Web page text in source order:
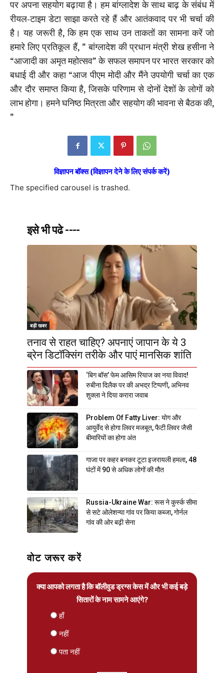
पर अपना सहयोग बढ़ाया है। हम बांग्लादेश के साथ बाढ़ के संबंध में
रीयल-टाइम डेटा साझा करते रहे हैं और आतंकवाद पर भी चर्चा की
है। यह जरूरी है, कि हम एक साथ उन ताकतों का सामना करें जो
हमारे लिए प्रतिकूल हैं, ” बांग्लादेश की प्रधान मंत्री शेख हसीना ने
“आजादी का अमृत महोत्सव” के सफल समापन पर भारत सरकार को
बधाई दी और कहा “आज पीएम मोदी और मैंने उपयोगी चर्चा का एक
और दौर समाप्त किया है, जिसके परिणाम से दोनों देशों के लोगों को
लाभ होगा। हमने घनिष्ठ मित्रता और सहयोग की भावना से बैठक की,
”
विज्ञापन बॉक्स (विज्ञापन देने के लिए संपर्क करें)
The specified carousel is trashed.
इसे भी पढे ----
बड़ी खबर
तनाव से राहत चाहिए? अपनाएं जापान के ये 3
ब्रेन डिटॉक्सिंग तरीके और पाएं मानसिक शांति
‘बिग बॉस’ फेम आसिम रियाज का नया विवाद!
रुबीना दिलैक पर की अभद्र टिप्पणी, अभिनव
शुक्ला ने दिया करारा जवाब
Problem Of Fatty Liver: योग और
आयुर्वेद से होगा लिवर मजबूत, फैटी लिवर जैसी
बीमारियों का होगा अंत
गाजा पर कहर बनकर टूटा इजरायली हमला, 48
घंटों में 90 से अधिक लोगों की मौत
Russia-Ukraine War: रूस ने कुर्स्क सीमा
से सटे ओलेशन्या गांव पर किया कब्जा, गोर्नल
गांव की ओर बढ़ी सेना
वोट जरूर करें
क्या आपको लगता है कि बॉलीवुड ड्रग्स केस में और भी कई बड़े
सितारों के नाम सामने आएंगे?
हाँ
नहीं
पता नहीं